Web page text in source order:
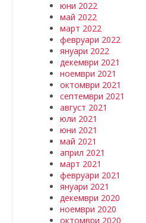
юни 2022
май 2022
март 2022
февруари 2022
януари 2022
декември 2021
ноември 2021
октомври 2021
септември 2021
август 2021
юли 2021
юни 2021
май 2021
април 2021
март 2021
февруари 2021
януари 2021
декември 2020
ноември 2020
октомври 2020